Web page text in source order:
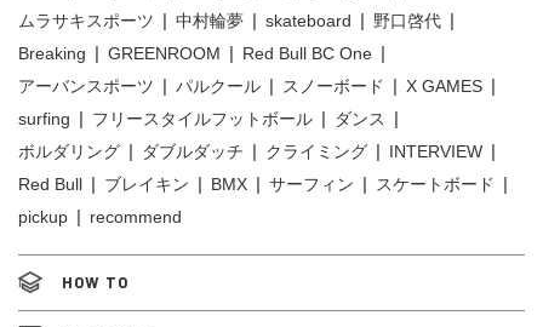
ムラサキスポーツ
中村輪夢 skateboard
野口啓代
Breaking
GREENROOM
Red Bull BC One
アーバンスポーツ
パルクール スノーボード
X GAMES
surfing
フリースタイルフットボール
ダンス
ボルダリング
ダブルダッチ クライミング
INTERVIEW
Red Bull
ブレイキン BMX サーフィン
スケートボード
pickup
recommend
HOW TO